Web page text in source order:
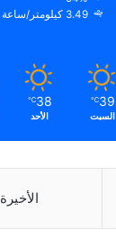
3.49 كيلومتر/ساعة
39
℃
السبت
38
℃
الأحد
الأخيرة